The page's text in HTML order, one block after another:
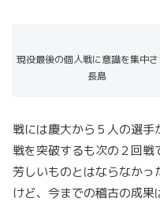
現役最後の個人戦に意識を集中
長島
戦には慶大から５人の選
戦を突破するも次の２回戦
芳しいものとはならなか
けど、今までの稽古の成